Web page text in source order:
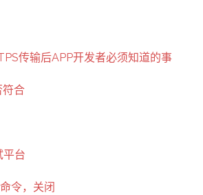
传输后APP开发者必须知道的事
符合
平台
令，关闭